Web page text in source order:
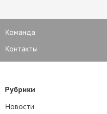
Команда
Контакты
Рубрики
Новости